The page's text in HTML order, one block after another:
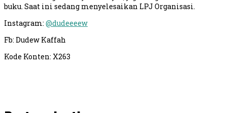
buku. Saat ini sedang menyelesaikan LPJ Organisasi.
Instagram: @dudeeeew
Fb: Dudew Kaffah
Kode Konten: X263